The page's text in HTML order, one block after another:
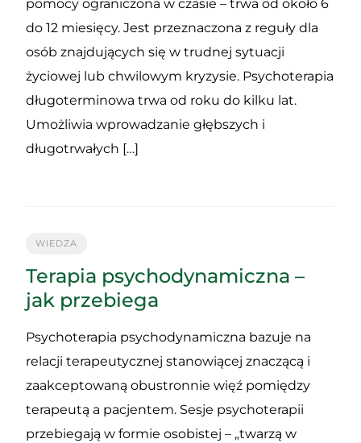
pomocy ograniczona w czasie – trwa od około 6
do 12 miesięcy. Jest przeznaczona z reguły dla
osób znajdujących się w trudnej sytuacji
życiowej lub chwilowym kryzysie. Psychoterapia
długoterminowa trwa od roku do kilku lat.
Umożliwia wprowadzanie głębszych i
długotrwałych […]
WIEDZA
Terapia psychodynamiczna –
jak przebiega
Psychoterapia psychodynamiczna bazuje na
relacji terapeutycznej stanowiącej znaczącą i
zaakceptowaną obustronnie więź pomiędzy
terapeutą a pacjentem. Sesje psychoterapii
przebiegają w formie osobistej – „twarzą w